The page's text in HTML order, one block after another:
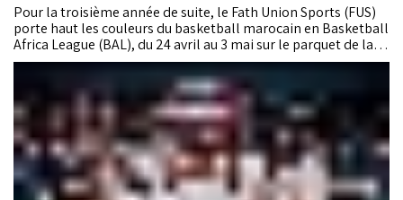
Pour la troisième année de suite, le Fath Union Sports (FUS)
porte haut les couleurs du basketball marocain en Basketball
Africa League (BAL), du 24 avril au 3 mai sur le parquet de la
salle couverte Moulay Abdellah de Rabat. Le club de la
capitale entre en scène dès ce vendredi (19 h) avec un premier
choc face aux Ivoiriens de la JCA Kings. Au programme ensuite
: un duel face aux Nigérians de Maktown Flyers le 26 avril, puis
un test grandeur nature contre l’ASC Ville de Dakar le 29 avril.
Mais tous les regards se tourneront vers les deux dernières
affiches, véritables «finales» : le derby maghrébin contre le
Club africain le 2 mai, avant l’ultime bataille face au géant
égyptien Al Ahly, le 3 mai.